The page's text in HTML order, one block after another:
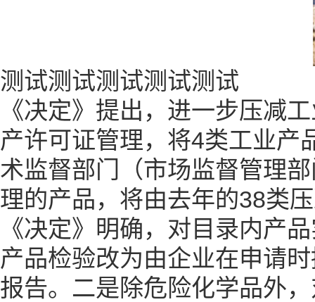
测试测试测试测试测试
《决定》提出，进一步压减
产许可证管理，将4类工业产
术监督部门（市场监督管理
理的产品，将由去年的38类
《决定》明确，对目录内产
产品检验改为由企业在申请
报告。二是除危险化学品外